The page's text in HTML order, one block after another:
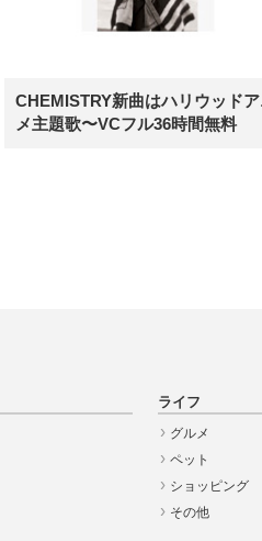
CHEMISTRY新曲はハリウッドア
メ主題歌〜VCフル36時間無料
ライフ
グルメ
ペット
ショッピング
その他